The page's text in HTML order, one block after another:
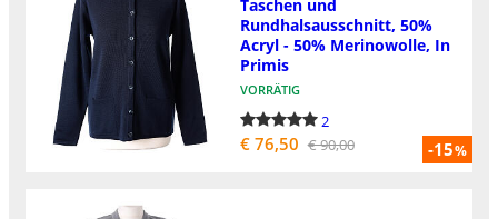
-15%
Taschen und
Rundhalsausschnitt, 50%
Acryl - 50% Merinowolle, In
Primis
VORRÄTIG
2
€ 76,50 € 90,00